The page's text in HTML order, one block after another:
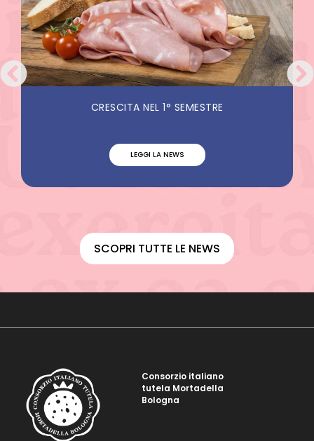
CRESCITA NEL 1° SEMESTRE
LEGGI LA NEWS
SCOPRI TUTTE LE NEWS
Consorzio italiano
tutela Mortadella
Bologna